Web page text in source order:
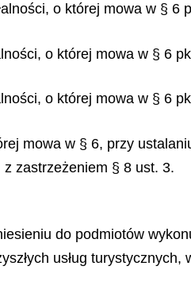
o której mowa w §
o której mowa w § 6
o której mowa w § 6
mowa w § 6, przy
zastrzeżeniem § 8 ust. 3.
do podmiotów
usług